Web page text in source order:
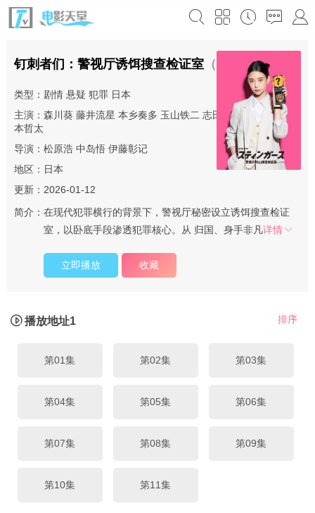
钉刺者们：警视厅诱饵搜查检证室 （2025）
类型： 剧情 悬疑 犯罪 日本
主演： 森川葵 藤井流星 本乡奏多 玉山铁二 志田彩良 井内悠阳
本哲太
导演： 松原浩 中岛悟 伊藤彰记
地区： 日本
更新：2026-01-12
简介： 在现代犯罪横行的背景下，警视厅秘密设立诱饵搜查检证
室，以卧底手段渗透犯罪核心。从 归国、身手非凡详情
立即播放 收藏
排序
播放地址1
第01集 第02集 第03集
第04集 第05集 第06集
第07集 第08集 第09集
第10集 第11集